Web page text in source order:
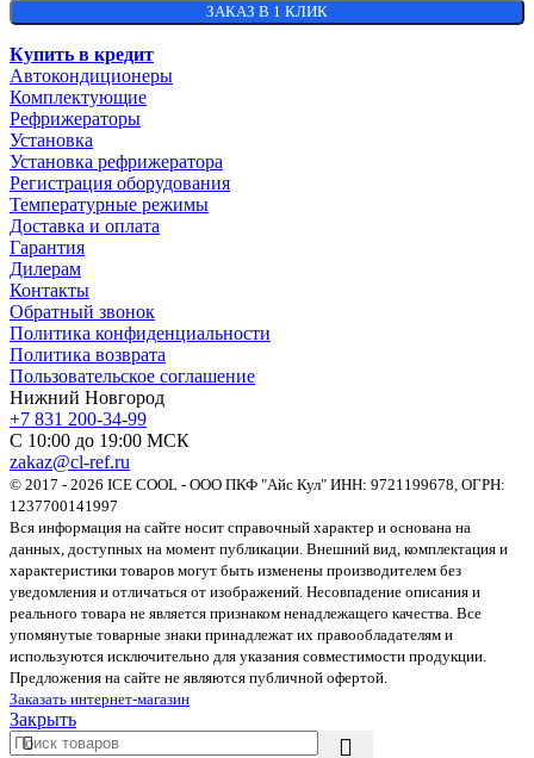
ЗАКАЗ В 1 КЛИК
Купить в кредит
Автокондиционеры
Комплектующие
Рефрижераторы
Установка
Установка рефрижератора
Регистрация оборудования
Температурные режимы
Доставка и оплата
Гарантия
Дилерам
Контакты
Обратный звонок
Политика конфиденциальности
Политика возврата
Пользовательское соглашение
Нижний Новгород
+7 831 200-34-99
С 10:00 до 19:00 МСК
zakaz@cl-ref.ru
© 2017 - 2026 ICE COOL - ООО ПКФ "Айс Кул" ИНН: 9721199678, ОГРН:
1237700141997
Вся информация на сайте носит справочный характер и основана на
данных, доступных на момент публикации. Внешний вид, комплектация и
характеристики товаров могут быть изменены производителем без
уведомления и отличаться от изображений. Несовпадение описания и
реального товара не является признаком ненадлежащего качества. Все
упомянутые товарные знаки принадлежат их правообладателям и
используются исключительно для указания совместимости продукции.
Предложения на сайте не являются публичной офертой.
Заказать интернет-магазин
Закрыть